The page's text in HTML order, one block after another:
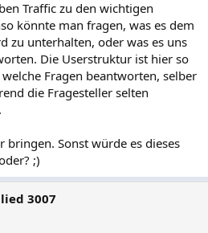
Traffic zu den wichtigen
könnte man fragen, was es dem
zu unterhalten, oder was es uns
Die Userstruktur ist hier so
Fragen beantworten, selber
die Fragesteller selten
bringen. Sonst würde es dieses
;)
3007